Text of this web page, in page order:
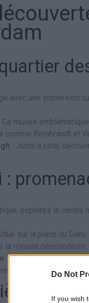
Do Not
If you wish
avec une immersion
Ce musée
comme Rembrandt et
: Juste à côté,
:
explorez le centre
sur la place du
la royauté néerlandaise.
: Une promenade dans
canaux
sur